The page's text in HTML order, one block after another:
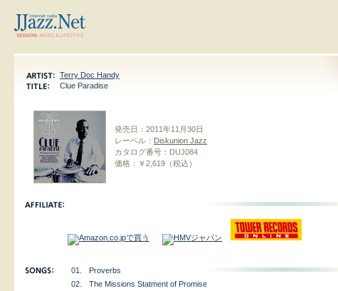
Terry Doc Handy
Clue Paradise
発売日： 2011年11月30日
レーベル： Diskunion Jazz
カタログ番号： DUJ084
価格：
￥2,619（税込）
01.
Proverbs
02.
The Missions Statment of Promise